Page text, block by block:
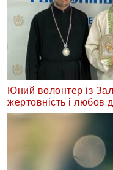
Юний волонтер із
жертовність і любов